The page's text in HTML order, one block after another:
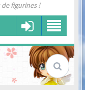
figurines !